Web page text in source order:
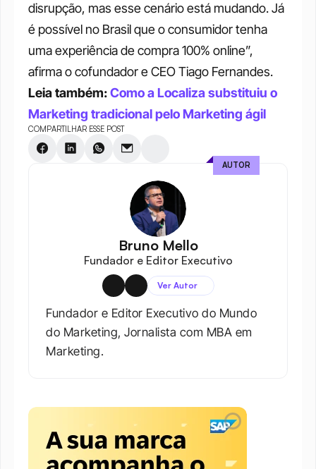
disrupção, mas esse cenário está mudando. Já
é possível no Brasil que o consumidor tenha
uma experiência de compra 100% online”,
afirma o cofundador e CEO Tiago Fernandes.
Leia também: Como a Localiza substituiu o
Marketing tradicional pelo Marketing ágil
COMPARTILHAR ESSE POST
Bruno Mello
Fundador e Editor Executivo
Ver Autor
Fundador e Editor Executivo do Mundo
do Marketing, Jornalista com MBA em
Marketing.
AUTOR